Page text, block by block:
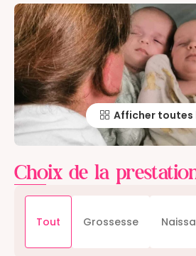
Afficher toutes
Choix de la
Tout Grossesse